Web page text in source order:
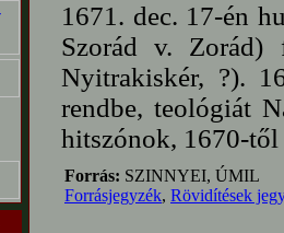
1671. dec. 17-én
Szorád v. Zorád)
Nyitrakiskér, ?).
rendbe, teológiát
hitszónok, 1670-
Forrás: SZINNYEI, ÚMIL
Forrásjegyzék, Rövidítések